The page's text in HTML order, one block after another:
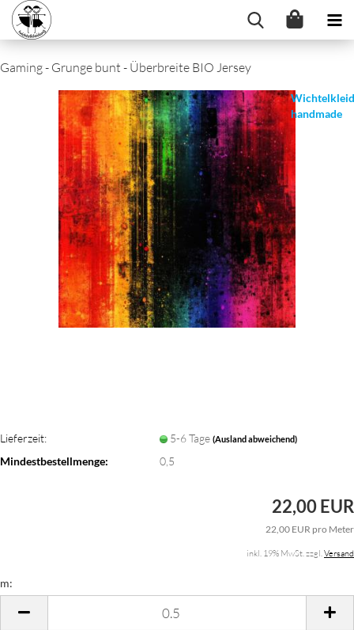
Gaming - Grunge bunt - Überbreite BIO Jersey
handmade
Lieferzeit: 5-6 Tage (Ausland abweichend)
Mindestbestellmenge: 0,5
22,00 EUR
22,00 EUR pro Meter
inkl. 19% MwSt. zzgl.Versand
m: